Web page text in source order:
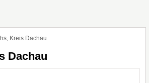
Kreis Dachau
Dachau